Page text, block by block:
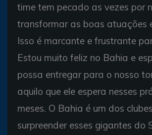
time tem pecado as vezes por
transformar as boas atuações
Isso é marcante e frustrante
Estou muito feliz no Bahia e
possa entregar para o nosso
aquilo que ele espera nesses
meses. O Bahia é um dos
surpreender esses gigantes do